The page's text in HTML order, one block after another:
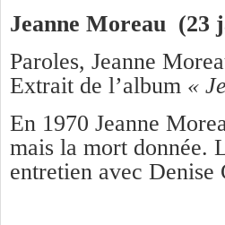
Jeanne Moreau (23
Paroles, Jeanne
Extrait de l’album «
En 1970 Jeanne
mais la mort donnée.
entretien avec Denise